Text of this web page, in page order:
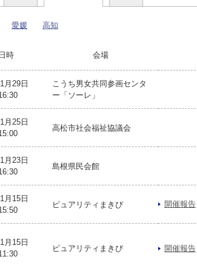
愛媛 高知
日時 会場
月29日
こうち男女共同参画センタ
ー「ソーレ」
月25日
高松市社会福祉協議会
月23日
島根県民会館
月15日
ピュアリティまきび 開催報告
月15日
ピュアリティまきび 開催報告